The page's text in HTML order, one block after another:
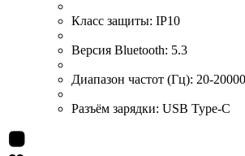
Класс защиты: IP10
Версия Bluetooth: 5.3
Диапазон частот (Гц): 20-20000
Разъём зарядки: USB Type-C